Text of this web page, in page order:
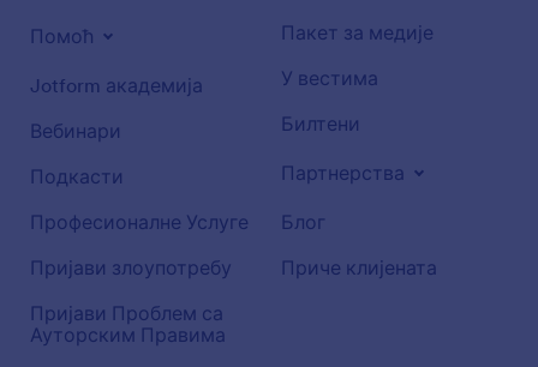
Помоћ
Jotform академија
Вебинари
Подкасти
Професионалне Услуге
Пријави злоупотребу
Пријави Проблем са
Ауторским Правима
Пакет за медије
У вестима
Билтени
Партнерства
Блог
Приче клијената